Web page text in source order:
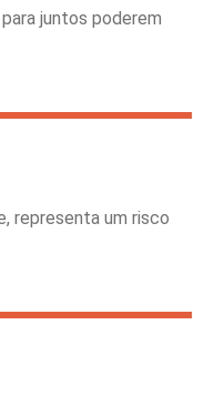
juntos poderem
representa um risco